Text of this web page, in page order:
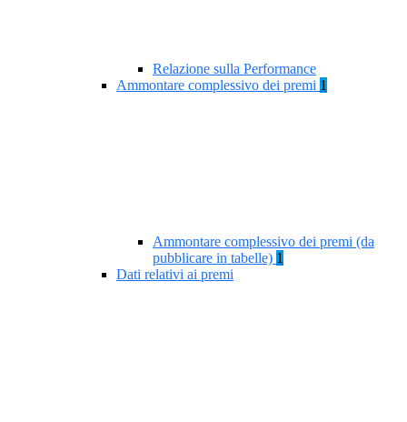
Relazione sulla Performance
Ammontare complessivo dei premi 1
Ammontare complessivo dei premi (da
pubblicare in tabelle) 1
Dati relativi ai premi